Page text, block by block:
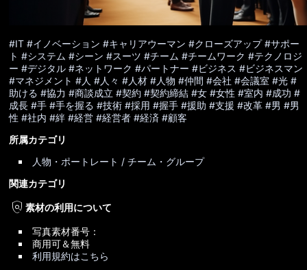
#IT #イノベーション #キャリアウーマン #クローズアップ #サポー
ト #システム #シーン #スーツ #チーム #チームワーク #テクノロジ
ー #デジタル #ネットワーク #パートナー #ビジネス #ビジネスマン
#マネジメント #人 #人々 #人材 #人物 #仲間 #会社 #会議室 #光 #
助ける #協力 #商談成立 #契約 #契約締結 #女 #女性 #室内 #成功 #
成長 #手 #手を握る #技術 #採用 #握手 #援助 #支援 #改革 #男 #男
性 #社内 #絆 #経営 #経営者 #経済 #顧客
所属カテゴリ
人物・ポートレート / チーム・グループ
関連カテゴリ
policy素材の利用について
写真素材番号：
商用可＆無料
利用規約はこちら